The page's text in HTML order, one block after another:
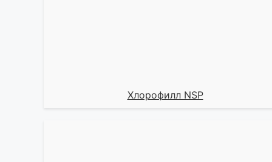
Хлорофилл NSP